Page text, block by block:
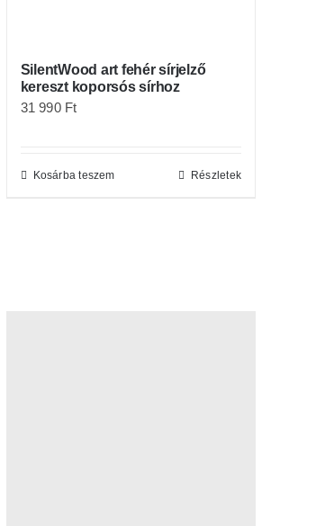
SilentWood art fehér sírjelző
kereszt koporsós sírhoz
31 990 Ft
Kosárba teszem Részletek